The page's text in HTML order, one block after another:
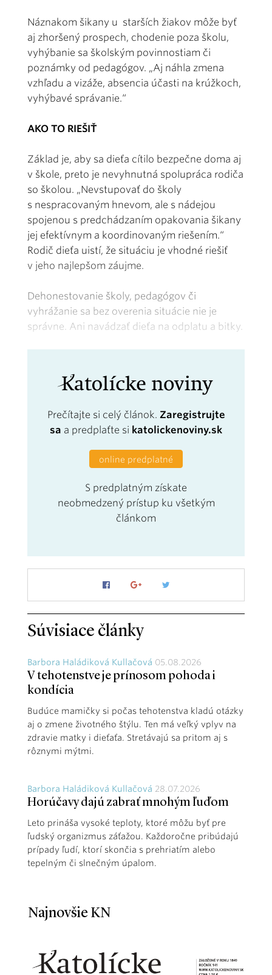
Náznakom šikany u starších žiakov môže byť
aj zhoršený prospech, chodenie poza školu,
vyhýbanie sa školským povinnostiam či
poznámky od pedagógov. „Aj náhla zmena
vzhľadu a vizáže, absencia účasti na krúžkoch,
vyhýbavé správanie.“
AKO TO RIEŠIŤ
Základ je, aby sa dieťa cítilo bezpečne doma aj
v škole, preto je nevyhnutná spolupráca rodiča
so školou. „Nevstupovať do školy
s nespracovaným hnevom, ale s nádejou
spojenou s predchádzaním opakovania šikany
jej efektívnym a koordinovaným riešením.“
Rodič dieťa uistí, že situáciu je vhodné riešiť
v jeho najlepšom záujme.
Dehonestovanie školy, pedagógov či
vyhrážanie sa bez overenia situácie nie je
správne. Ani navádzať dieťa na odplatu a bitky.
Prečítajte si celý článok. Zaregistrujte
sa a predplaťte si katolickenoviny.sk
online predplatné
S predplatným získate
neobmedzený prístup ku všetkým
článkom
Súvisiace články
Barbora Haládiková Kullačová 05.08.2026
V tehotenstve je prínosom pohoda i
kondícia
Budúce mamičky si počas tehotenstva kladú otázky
aj o zmene životného štýlu. Ten má veľký vplyv na
zdravie matky i dieťaťa. Stretávajú sa pritom aj s
rôznymi mýtmi.
Barbora Haládiková Kullačová 28.07.2026
Horúčavy dajú zabrať mnohým ľuďom
Leto prináša vysoké teploty, ktoré môžu byť pre
ľudský organizmus záťažou. Každoročne pribúdajú
prípady ľudí, ktorí skončia s prehriatím alebo
tepelným či slnečným úpalom.
Najnovšie KN